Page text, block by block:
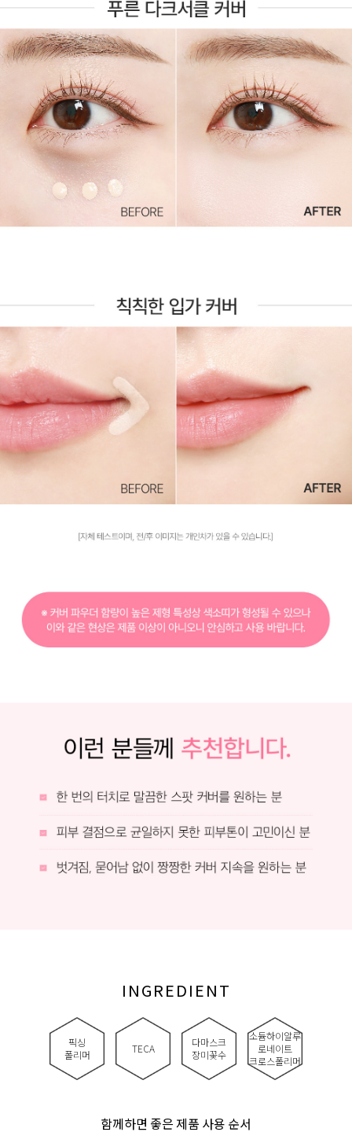
INGREDIENT
픽싱
폴리머
TECA
다마스크
장미꽃수
소듐하이알루
로네이트
크로스폴리머
함께하면 좋은 제품 사용 순서